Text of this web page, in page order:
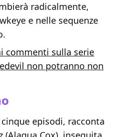
radicalmente,
e nelle sequenze
commenti sulla serie
non potranno non
episodi, racconta